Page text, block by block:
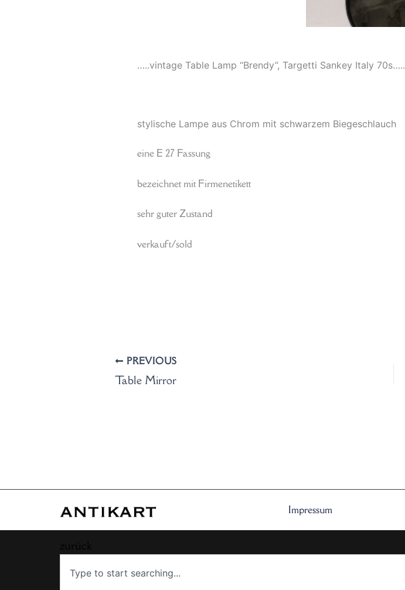
…..vintage Table Lamp “Brendy”, Targetti Sankey Italy 70s…..
stylische Lampe aus Chrom mit schwarzem Biegeschlauch
eine E 27 Fassung
bezeichnet mit Firmenetikett
sehr guter Zustand
verkauft/sold
PREVIOUS
Table Mirror
Impressum